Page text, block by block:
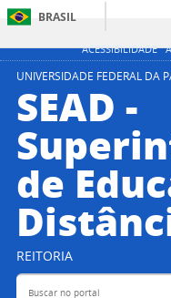
ACESSIBILIDADE
BRASIL
UNIVERSIDADE FEDERAL DA
SEAD -
de
REITORIA
Buscar no portal